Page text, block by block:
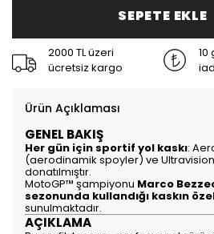
SEPETE EKLE
2000 TL üzeri
ücretsiz kargo
10
Ürün Açıklaması
GENEL BAKIŞ
Her gün için sportif yol kaskı:
(aerodinamik spoyler) ve
donatılmıştır.
MotoGP™ şampiyonu Marco
sezonunda kullandığı kaskın
sunulmaktadır.
AÇIKLAMA